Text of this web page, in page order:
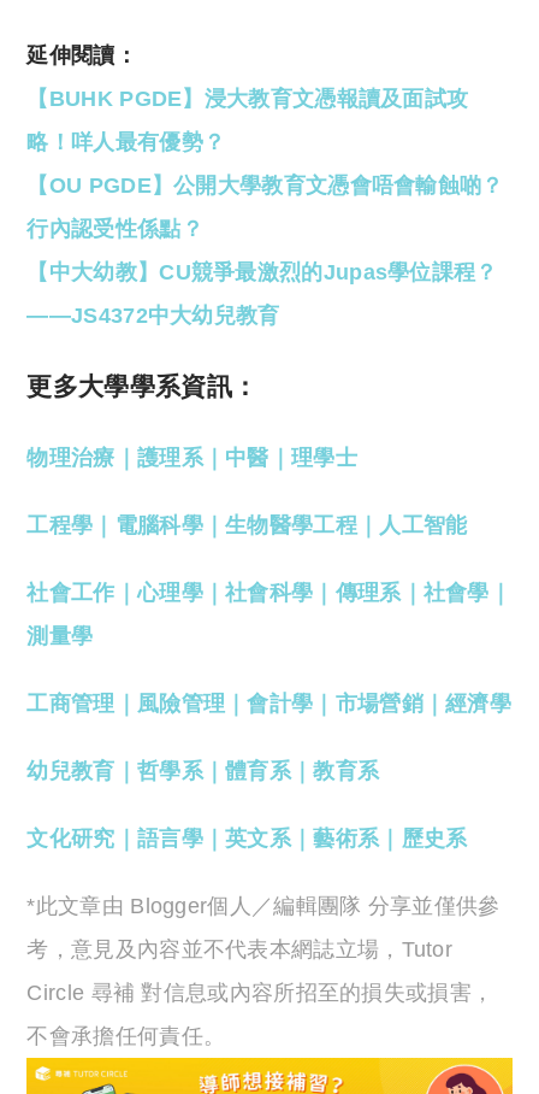
延伸閱讀：
【BUHK PGDE】浸大教育文憑報讀及面試攻
略！咩人最有優勢？
【OU PGDE】公開大學教育文憑會唔會輸蝕啲？
行內認受性係點？
【中大幼教】CU競爭最激烈的Jupas學位課程？
——JS4372中大幼兒教育
更多大學學系資訊：
物理治療 護理系｜ 中醫 ｜理學士
工程學 電腦科學｜生物醫學工程｜ 人工智能
社會工作 ｜心理學｜社會科學 傳理系 社會學
測量學
工商管理 風險管理 ｜會計學 市場營銷｜經濟學
幼兒教育 哲學系｜體育系 ｜教育系
文化研究 語言學｜英文系 ｜藝術系 歷史系
*此文章由 Blogger個人／編輯團隊 分享並僅供參
考，意見及內容並不代表本網誌立場，Tutor
Circle 尋補 對信息或內容所招至的損失或損害，
不會承擔任何責任。